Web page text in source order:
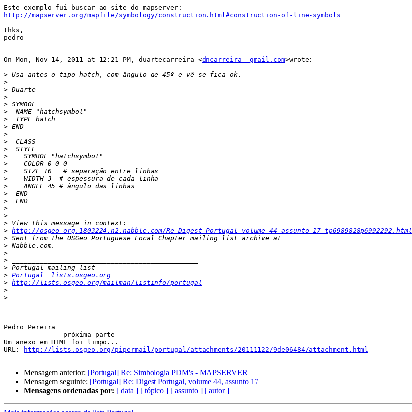
http://mapserver.org/mapfile/symbology/construction.html#construction-of-line-symbols
thks,
pedro
On Mon, Nov 14, 2011 at 12:21 PM, duartecarreira <dncarreira  gmail.com>wrote:
>
>
>
>
>
>
>
>
>
>
>
>
>
>
>
>
>
>
>
>
>
> http://osgeo-org.1803224.n2.nabble.com/Re-Digest-Portugal-volume-44-assunto-17-tp6989828p6992292.html
>
>
>
>
>
> Portugal  lists.osgeo.org
> http://lists.osgeo.org/mailman/listinfo/portugal
>
>
--
Pedro Pereira
-------------- próxima parte ----------
Um anexo em HTML foi limpo...
URL:
http://lists.osgeo.org/pipermail/portugal/attachments/20111122/9de06484/attachment.html
Mensagem anterior: [Portugal] Re: Simbologia PDM's - MAPSERVER
Mensagem seguinte: [Portugal] Re: Digest Portugal, volume 44, assunto 17
Mensagens ordenadas por: [ data ] [ tópico ] [ assunto ] [ autor ]